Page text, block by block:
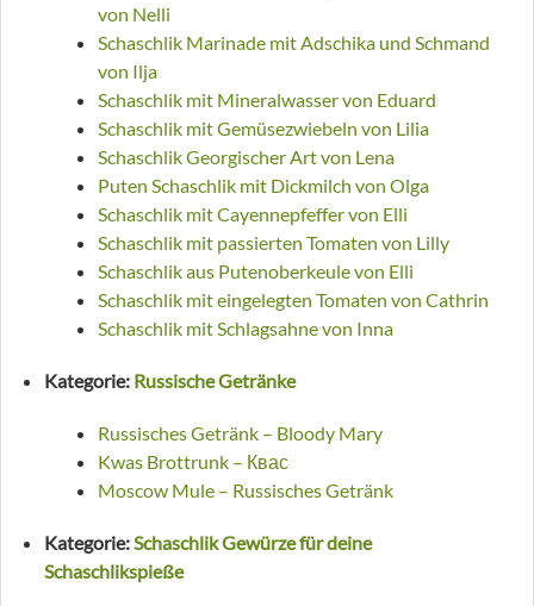
von Nelli
Schaschlik Marinade mit Adschika und Schmand
von Ilja
Schaschlik mit Mineralwasser von Eduard
Schaschlik mit Gemüsezwiebeln von Lilia
Schaschlik Georgischer Art von Lena
Puten Schaschlik mit Dickmilch von Olga
Schaschlik mit Cayennepfeffer von Elli
Schaschlik mit passierten Tomaten von Lilly
Schaschlik aus Putenoberkeule von Elli
Schaschlik mit eingelegten Tomaten von Cathrin
Schaschlik mit Schlagsahne von Inna
Kategorie: Russische Getränke
Russisches Getränk – Bloody Mary
Kwas Brottrunk – Квас
Moscow Mule – Russisches Getränk
Kategorie:Schaschlik Gewürze für deine
Schaschlikspieße